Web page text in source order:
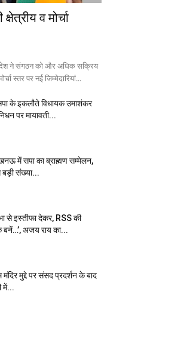
व मोर्चा
ने संगठन को और अधिक सक्रिय
स्तर पर नई जिम्मेदारियां...
के इकलौते विधायक उमाशंकर
पर मायावती...
में सपा का ब्राह्मण सम्मेलन,
संख्या...
से इस्तीफा देकर, RSS की
बनें…’, अजय राय का...
मंदिर मुद्दे पर संसद प्रदर्शन के बाद
में...